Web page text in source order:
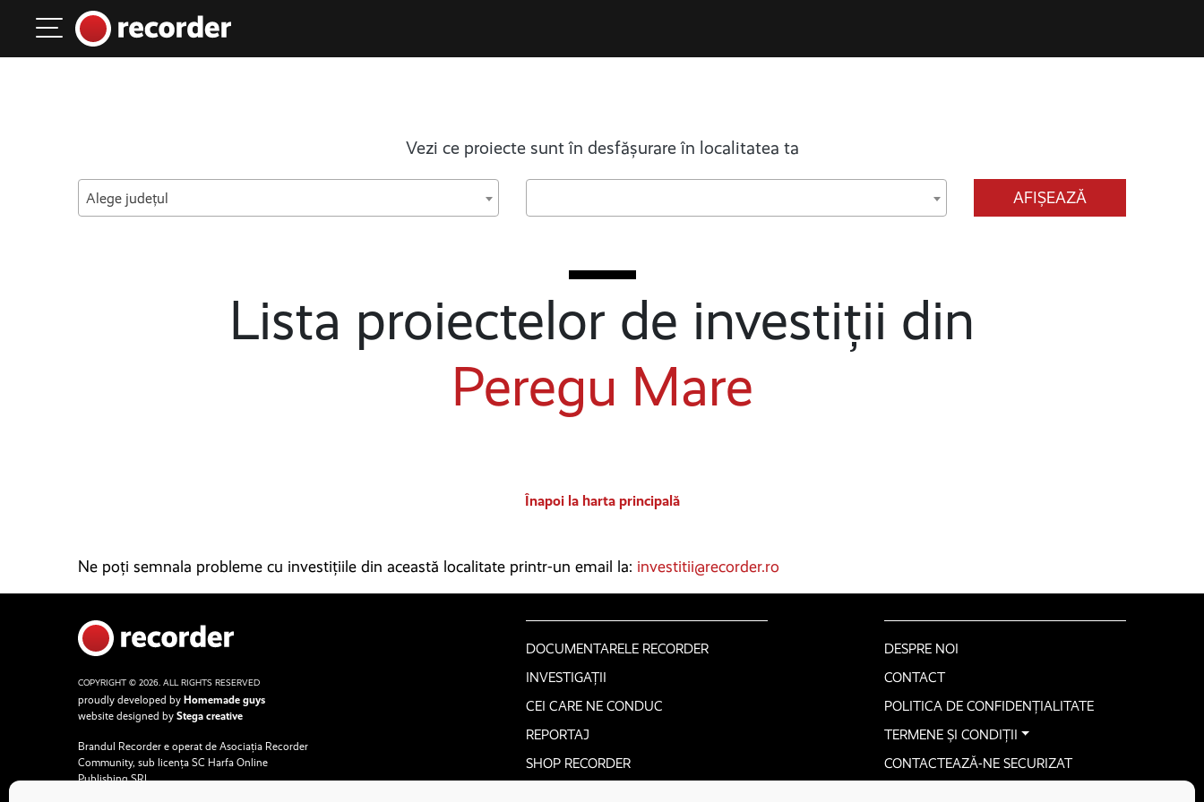
Main Navigation
Vezi ce proiecte sunt în desfășurare în localitatea ta
Alege județul AFIȘEAZĂ
Lista proiectelor de investiții din
Peregu Mare
Înapoi la harta principală
Ne poți semnala probleme cu investițiile din această localitate printr-un email la: investitii@recorder.ro
COPYRIGHT © 2026. ALL RIGHTS RESERVED
proudly developed by Homemade guys
website designed by Stega creative
Brandul Recorder e operat de Asociația Recorder
Community, sub licența SC Harfa Online
Publishing SRL.
DOCUMENTARELE RECORDER
INVESTIGAȚII
CEI CARE NE CONDUC
REPORTAJ
SHOP RECORDER
DESPRE NOI
CONTACT
POLITICA DE CONFIDENȚIALITATE
TERMENE ȘI CONDIȚII
CONTACTEAZĂ-NE SECURIZAT